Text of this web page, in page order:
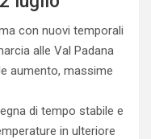
con nuovi temporali
alle Val Padana
aumento, massime
di tempo stabile e
in ulteriore